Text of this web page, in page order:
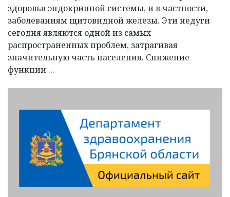
здоровья эндокринной системы, и в частности,
заболеваниям щитовидной железы. Эти недуги
сегодня являются одной из самых
распространенных проблем, затрагивая
значительную часть населения. Снижение
функции ...